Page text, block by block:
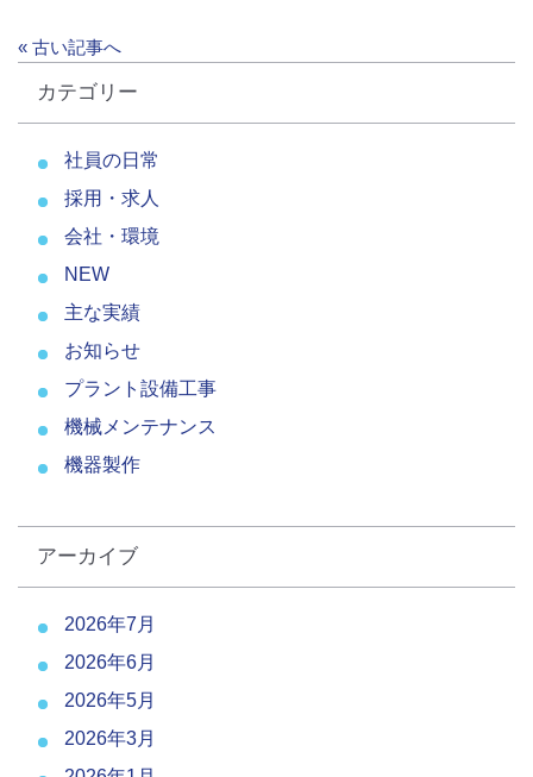
« 古い記事へ
カテゴリー
社員の日常
採用・求人
会社・環境
NEW
主な実績
お知らせ
プラント設備工事
機械メンテナンス
機器製作
アーカイブ
2026年7月
2026年6月
2026年5月
2026年3月